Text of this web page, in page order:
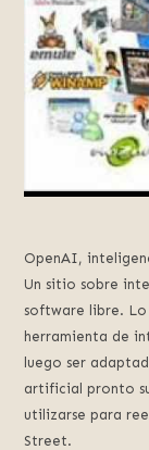
OpenAI,
Un sitio sobre
software libre. Lo
herramienta de
luego ser
artificial pronto
utilizarse para
Street.